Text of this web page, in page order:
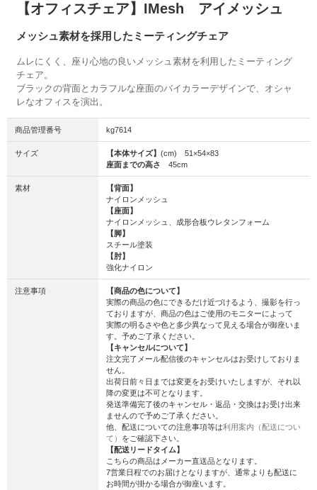
【オフィスチェア】IMesh アイメッシュ
メッシュ素材を採用したミーティングチェア
ムレにくく、座り心地の良いメッシュ素材を利用したミーティング
チェア。
ブラックの背面とカラフルな座面のバイカラーデザインで、オシャ
レなオフィスを演出。
商品管理番号 kg7614
サイズ 【本体サイズ】(cm) 51×54×83
座面までの高さ
45cm
素材
【背面】
ナイロンメッシュ
【座面】
ナイロンメッシュ、成形合板ウレタンフォーム
【脚】
スチール塗装
【肘】
強化ナイロン
注意事項
【商品の色について】
実際の商品の色にできるだけ近づけるよう、撮影を行っ
ておりますが、商品の色はご使用のモニターによって
実際の明るさや色と多少異なって見える場合が御座いま
す。予めご了承ください。
【キャンセルについて】
注文完了メール配信後のキャンセルはお受けしておりま
せん。
出荷日前々日までは変更をお受けいたしますが、それ以
降の変更は不可となります。
発送準備完了後のキャンセル・返品・交換はお受け出来
ませんので予めご了承ください。
他、配送についての注意事項等は利用案内（配送につい
て） をご確認下さい。
【配送リードタイム】
こちらの商品はメーカー直送品となります。
7営業日程でのお届けとなりますが、通常よりも配送に
お時間が掛かる場合が御座います。